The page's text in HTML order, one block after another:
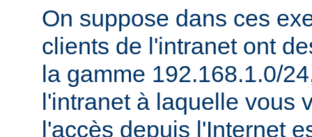
On suppose dans ces
clients de l'intranet ont
la gamme 192.168.1.0/
l'intranet à laquelle vous
l'accès depuis l'Internet